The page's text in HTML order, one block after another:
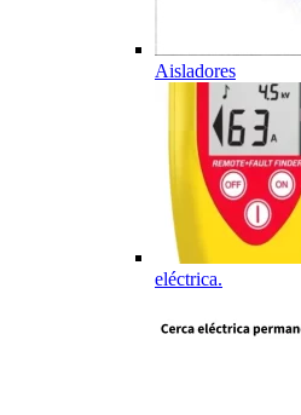
Aisladores
eléctrica.